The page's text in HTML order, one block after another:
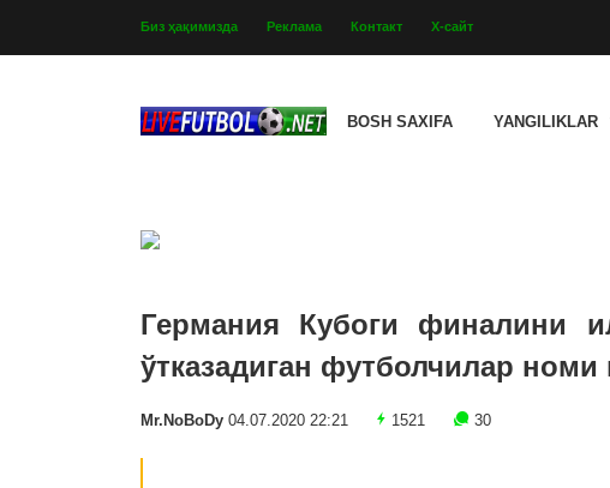
Биз ҳақимизда Реклама Контакт Х-сайт
BOSH SAXIFA YANGILIKLAR
Германия Кубоги финалини
ўтказадиган футболчилар
Mr.NoBoDy 04.07.2020 22:21 1521 30